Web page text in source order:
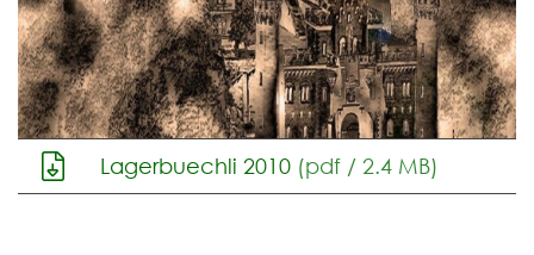
Lagerbuechli 2010 (pdf / 2.4 MB)